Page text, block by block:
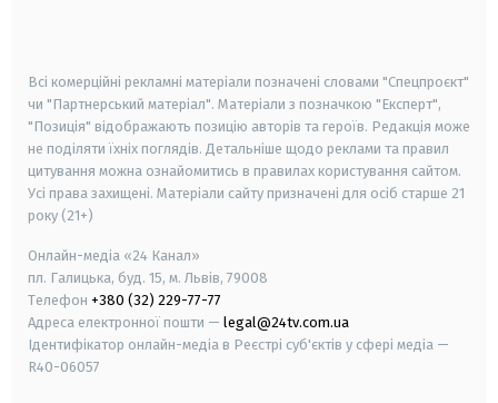
Всі комерційні рекламні матеріали позначені словами "Спецпроєкт"
чи "Партнерський матеріал". Матеріали з позначкою "Експерт",
"Позиція" відображають позицію авторів та героїв. Редакція може
не поділяти їхніх поглядів. Детальніше щодо реклами та правил
цитування можна ознайомитись в правилах користування сайтом.
Усі права захищені. Матеріали сайту призначені для осіб старше 21
року (21+)
Онлайн-медіа «24 Канал»
пл. Галицька, буд. 15, м. Львів, 79008
Телефон +380 (32) 229-77-77
Адреса електронної пошти — legal@24tv.com.ua
Ідентифікатор онлайн-медіа в Реєстрі суб'єктів у сфері медіа —
R40-06057